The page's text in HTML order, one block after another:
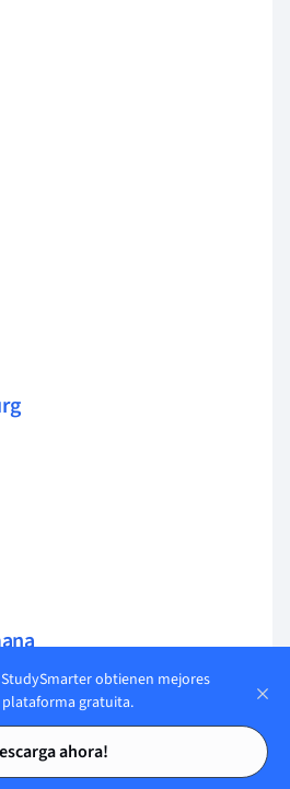
Tarjetas de estudio
Tarjetas de estudio
Guerra Mundial
obtienen mejores
gratuita.
ahora!